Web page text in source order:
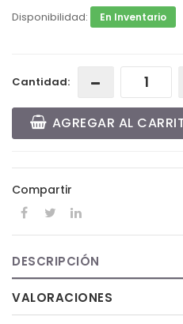
Disponibilidad: En Inventario
Cantidad:
AGREGAR AL
Compartir
DESCRIPCIÓN
VALORACIONES